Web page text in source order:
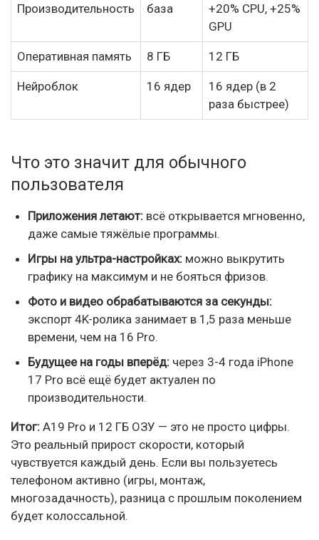
Производительность база
+20% CPU, +25%
GPU
Оперативная память 8 ГБ 12 ГБ
Нейроблок 16 ядер
16 ядер (в 2
раза быстрее)
Что это значит для обычного
пользователя
Приложения летают: всё открывается мгновенно,
даже самые тяжёлые программы.
Игры на ультра-настройках: можно выкрутить
графику на максимум и не бояться фризов.
Фото и видео обрабатываются за секунды:
экспорт 4K-ролика занимает в 1,5 раза меньше
времени, чем на 16 Pro.
Будущее на годы вперёд: через 3-4 года iPhone
17 Pro всё ещё будет актуален по
производительности.
Итог: A19 Pro и 12 ГБ ОЗУ — это не просто цифры.
Это реальный прирост скорости, который
чувствуется каждый день. Если вы пользуетесь
телефоном активно (игры, монтаж,
многозадачность), разница с прошлым поколением
будет колоссальной.